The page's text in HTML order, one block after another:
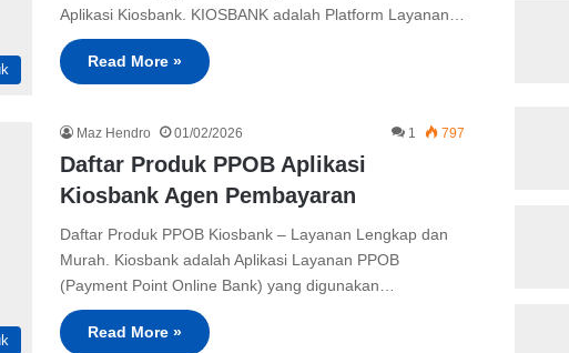
Aplikasi Kiosbank. KIOSBANK adalah Platform Layanan…
Read More »
Maz Hendro 01/02/2026 1 797
Daftar Produk PPOB Aplikasi
Kiosbank Agen Pembayaran
Daftar Produk PPOB Kiosbank – Layanan Lengkap dan
Murah. Kiosbank adalah Aplikasi Layanan PPOB
(Payment Point Online Bank) yang digunakan…
Read More »